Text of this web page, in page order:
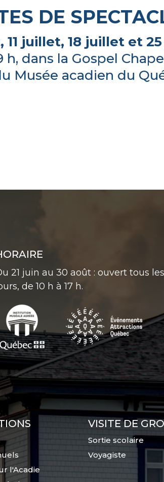
DE
11 juillet, 18 juillet et
h, dans la Gospel
Musée acadien du
21 juin au 30 août : ouvert tous les
de 10 h à 17 h.
l'Acadie
VISITE DE
Sortie scolaire
Voyagiste